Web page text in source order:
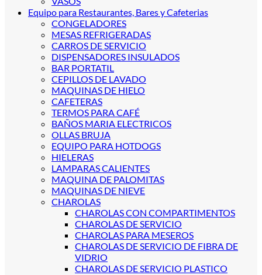
Equipo para Restaurantes, Bares y Cafeterias
CONGELADORES
MESAS REFRIGERADAS
CARROS DE SERVICIO
DISPENSADORES INSULADOS
BAR PORTATIL
CEPILLOS DE LAVADO
MAQUINAS DE HIELO
CAFETERAS
TERMOS PARA CAFÉ
BAÑOS MARIA ELECTRICOS
OLLAS BRUJA
EQUIPO PARA HOTDOGS
HIELERAS
LAMPARAS CALIENTES
MAQUINA DE PALOMITAS
MAQUINAS DE NIEVE
CHAROLAS
CHAROLAS CON COMPARTIMENTOS
CHAROLAS DE SERVICIO
CHAROLAS PARA MESEROS
CHAROLAS DE SERVICIO DE FIBRA DE
VIDRIO
CHAROLAS DE SERVICIO PLASTICO